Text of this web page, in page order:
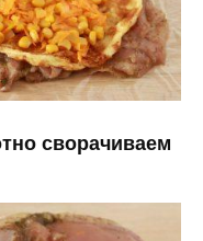
сворачиваем